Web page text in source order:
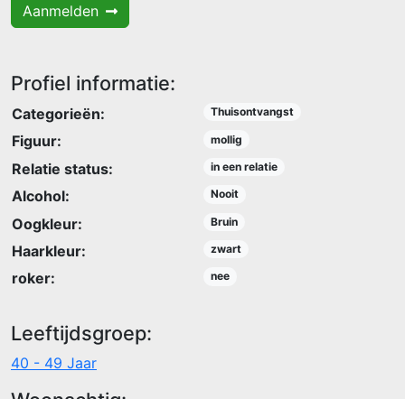
Aanmelden
Profiel informatie:
Categorieën: Thuisontvangst
Figuur: mollig
Relatie status: in een relatie
Alcohol: Nooit
Oogkleur: Bruin
Haarkleur: zwart
roker: nee
Leeftijdsgroep:
40 - 49 Jaar